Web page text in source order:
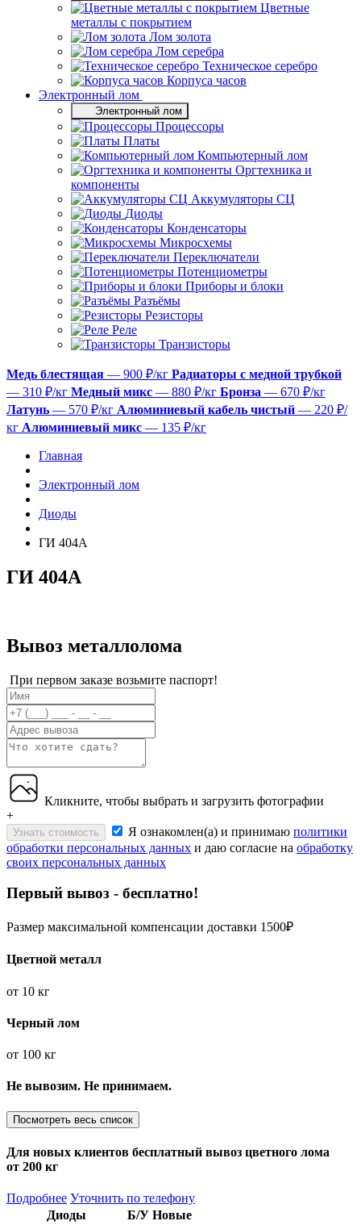
Цветные
металлы с покрытием
Лом золота
Лом серебра
Техническое серебро
Корпуса часов
Электронный лом
Электронный лом
Процессоры
Платы
Компьютерный лом
Оргтехника и
компоненты
Аккумуляторы СЦ
Диоды
Конденсаторы
Микросхемы
Переключатели
Потенциометры
Приборы и блоки
Разъёмы
Резисторы
Реле
Транзисторы
Медь блестящая — 900 ₽/кг Радиаторы с медной трубкой
— 310 ₽/кг Медный микс — 880 ₽/кг Бронза — 670 ₽/кг
Латунь — 570 ₽/кг Алюминиевый кабель чистый — 220 ₽/
кг Алюминиевый микс — 135 ₽/кг
Главная
Электронный лом
Диоды
ГИ 404А
ГИ 404А
Вывоз металлолома
При первом заказе возьмите паспорт!
Кликните, чтобы выбрать и загрузить фотографии
+
Узнать стоимость Я ознакомлен(а) и принимаю политики
обработки персональных данных и даю согласие на обработку
своих персональных данных
Первый вывоз - бесплатно!
Размер максимальной компенсации доставки 1500₽
Цветной металл
от 10 кг
Черный лом
от 100 кг
Не вывозим. Не принимаем.
Посмотреть весь список
Для новых клиентов бесплатный вывоз цветного лома
от 200 кг
Подробнее Уточнить по телефону
Диоды
Б/У Новые